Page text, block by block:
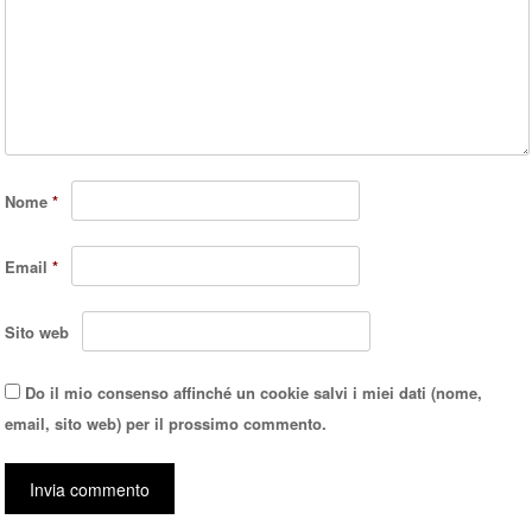
Nome*
Email*
Sito web
Do il mio consenso affinché un cookie salvi i miei dati (nome,
email, sito web) per il prossimo commento.